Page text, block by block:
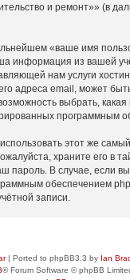
и ремонт»» (в
«ваше имя
из вашей
нам услуги
email, может
выбрать,
программным
этот же
храните его в
пароль. В случае, если
обеспечением
записи.
| Ported to phpBB3.3 by Ian
® Forum Software © phpBB